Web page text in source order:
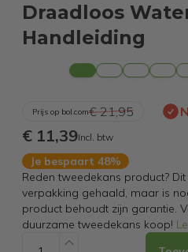
Draadloos
Handleiding
Prijs op bol.com€ 21,95
€ 11,39Incl. btw
Je bespaart 48%
Reden tweedekans product?
verpakking gehaald, maar is
product behoudt zijn garantie.
duurzame tweedekans koop!